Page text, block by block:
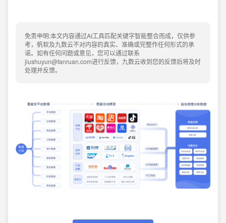
免责申明:本文内容通过AI工具匹配关键字智能整合而成，仅供参
考，帆软及九数云不对内容的真实、准确或完整作任何形式的承
诺。如有任何问题或意见，您可以通过联系
jiushuyun@fanruan.com进行反馈，九数云收到您的反馈后将及时
处理并反馈。